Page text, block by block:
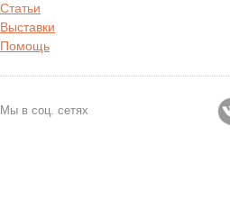
Статьи
Выставки
Помощь
Мы в соц. сетях